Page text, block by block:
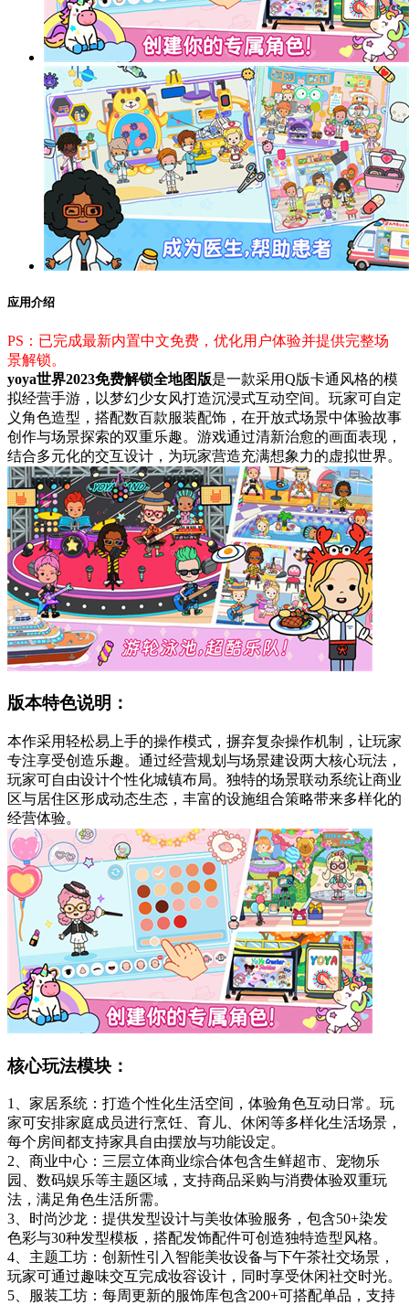
应用介绍
PS：已完成最新内置中文免费，优化用户体验并提供完整场
景解锁。
yoya世界2023免费解锁全地图版是一款采用Q版卡通风格的模
拟经营手游，以梦幻少女风打造沉浸式互动空间。玩家可自定
义角色造型，搭配数百款服装配饰，在开放式场景中体验故事
创作与场景探索的双重乐趣。游戏通过清新治愈的画面表现，
结合多元化的交互设计，为玩家营造充满想象力的虚拟世界。
版本特色说明：
本作采用轻松易上手的操作模式，摒弃复杂操作机制，让玩家
专注享受创造乐趣。通过经营规划与场景建设两大核心玩法，
玩家可自由设计个性化城镇布局。独特的场景联动系统让商业
区与居住区形成动态生态，丰富的设施组合策略带来多样化的
经营体验。
核心玩法模块：
1、家居系统：打造个性化生活空间，体验角色互动日常。玩
家可安排家庭成员进行烹饪、育儿、休闲等多样化生活场景，
每个房间都支持家具自由摆放与功能设定。
2、商业中心：三层立体商业综合体包含生鲜超市、宠物乐
园、数码娱乐等主题区域，支持商品采购与消费体验双重玩
法，满足角色生活所需。
3、时尚沙龙：提供发型设计与美妆体验服务，包含50+染发
色彩与30种发型模板，搭配发饰配件可创造独特造型风格。
4、主题工坊：创新性引入智能美妆设备与下午茶社交场景，
玩家可通过趣味交互完成妆容设计，同时享受休闲社交时光。
5、服装工坊：每周更新的服饰库包含200+可搭配单品，支持